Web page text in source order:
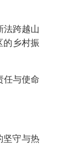
法跨越山
的乡村振
任与使命
坚守与热